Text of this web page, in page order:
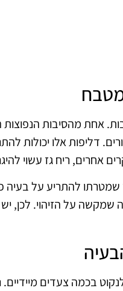
אחת מהסיבות
דליפות אלו יכולות
אחרים, ריח גז עשוי
שמטרתו להתריע על בעיה
על הזיהוי. לכן,
בכמה צעדים